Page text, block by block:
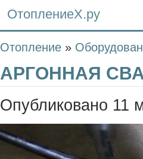
ОтоплениеХ.ру
Отопление »
АРГОННАЯ
Опубликовано 11